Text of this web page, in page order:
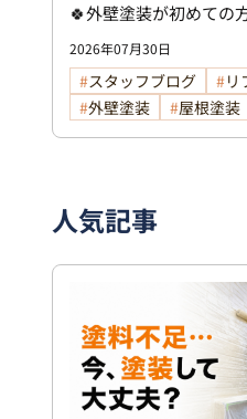
🍀外壁塗装が初めての
2026年07月30日
スタッフブログ
リ
外壁塗装
屋根塗装
人気記事